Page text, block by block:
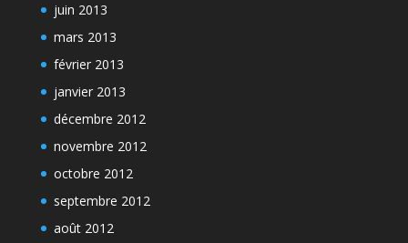
juin 2013
mars 2013
février 2013
janvier 2013
décembre 2012
novembre 2012
octobre 2012
septembre 2012
août 2012